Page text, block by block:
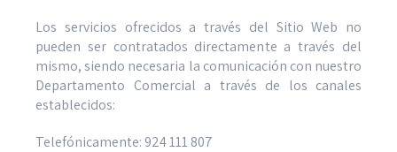
Los servicios ofrecidos a través del Sitio Web no
pueden ser contratados directamente a través del
mismo, siendo necesaria la comunicación con nuestro
Departamento Comercial a través de los canales
establecidos:
Telefónicamente: 924 111 807